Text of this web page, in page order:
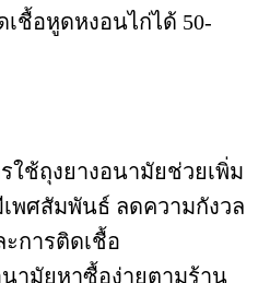
เชื้อหูดหงอนไก่ได้ 50-
ใช้ถุงยางอนามัยช่วยเพิ่ม
พศสัมพันธ์ ลดความกังวล
ะการติดเชื้อ
นามัยหาซื้อง่ายตามร้าน